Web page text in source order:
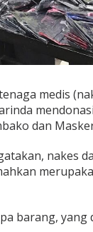
medis
dan
nakes
barang, yang